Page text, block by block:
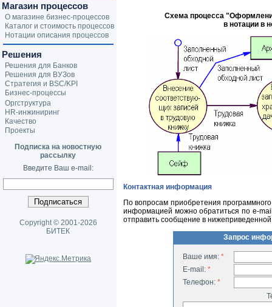
Схема процесса
в нотации в
Контактная информация
По вопросам приобретения
информацией можно обратиться по e-
отправить сообщение в
Запрос
Ваше имя: *
E-mail: *
Телефон: *
Магазин процессов
О магазине бизнес-процессов
Каталог и стоимость процессов
Нотации описания процессов
Решения
Решения для Банков
Решения для ВУЗов
Стратегия и BSC/KPI
Бизнес-процессы
Оргструктура
HR-инжиниринг
Качество
Проекты
Подписка на новостную
рассылку
Введите Ваш e-mail:
Copyright © 2001-2026
БИТЕК